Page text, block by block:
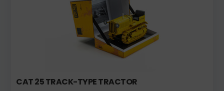
CAT 25 TRACK-TYPE TRACTOR